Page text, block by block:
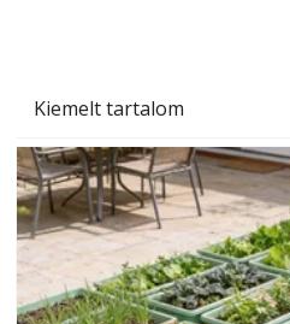
Kiemelt tartalom